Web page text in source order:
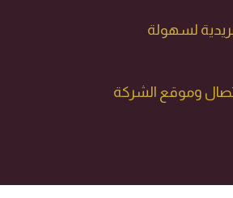
لسهولة
وموقع الشركة